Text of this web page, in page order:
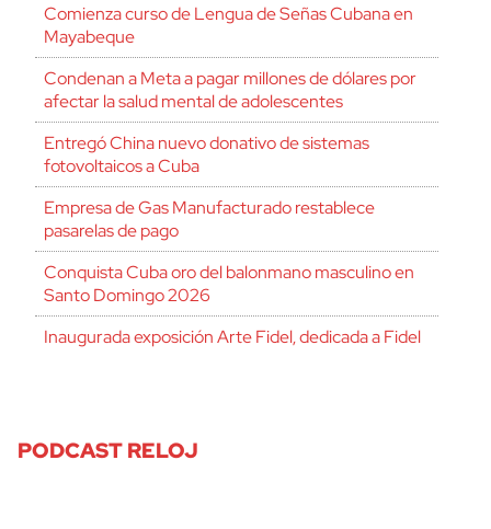
Comienza curso de Lengua de Señas Cubana en
Mayabeque
Condenan a Meta a pagar millones de dólares por
afectar la salud mental de adolescentes
Entregó China nuevo donativo de sistemas
fotovoltaicos a Cuba
Empresa de Gas Manufacturado restablece
pasarelas de pago
Conquista Cuba oro del balonmano masculino en
Santo Domingo 2026
Inaugurada exposición Arte Fidel, dedicada a Fidel
PODCAST RELOJ